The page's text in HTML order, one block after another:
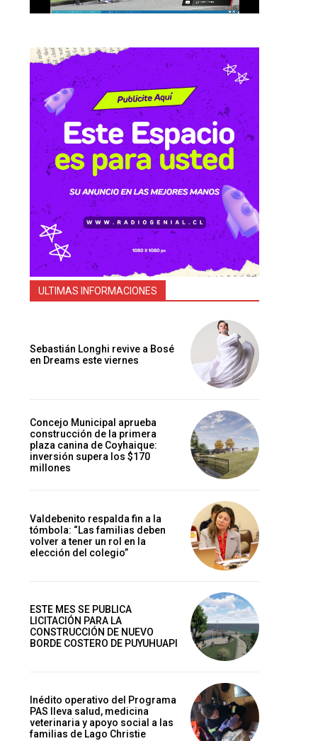
ULTIMAS INFORMACIONES
Sebastián Longhi revive a Bosé
en Dreams este viernes
Concejo Municipal aprueba
construcción de la primera
plaza canina de Coyhaique:
inversión supera los $170
millones
Valdebenito respalda fin a la
tómbola: “Las familias deben
volver a tener un rol en la
elección del colegio”
ESTE MES SE PUBLICA
LICITACIÓN PARA LA
CONSTRUCCIÓN DE NUEVO
BORDE COSTERO DE PUYUHUAPI
Inédito operativo del Programa
PAS lleva salud, medicina
veterinaria y apoyo social a las
familias de Lago Christie